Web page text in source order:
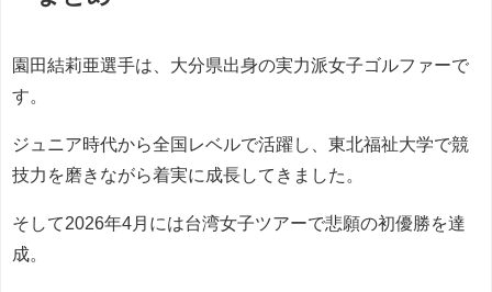
園田結莉亜選手は、大分県出身の実力派女子ゴルファーで
す。
ジュニア時代から全国レベルで活躍し、東北福祉大学で競
技力を磨きながら着実に成長してきました。
そして2026年4月には台湾女子ツアーで悲願の初優勝を達
成。